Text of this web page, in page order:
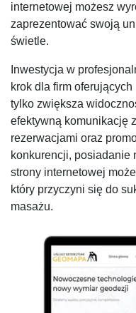
internetowej możesz
zaprezentować swoją
świetle.
Inwestycja w
krok dla firm
tylko zwiększa
efektywną komunikację
rezerwacjami oraz
konkurencji, posiadanie
strony internetowej
który przyczyni się do
masażu.